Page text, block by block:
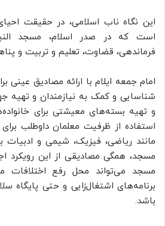
این نگاه ناب اسلامی، در حقیقت
است که در صدر اسلام، مسجد
فرماندهی، قضاوت، تعلیم و تربیت و
امام جمعه ایلام با ارائه مصادیق عینی
شناسایی و کمک به نیازمندان و تهیه
و تهیه بسته‌های معیشتی برای
استفاده از ظرفیت معلمان داوطلب
مانند ریاضی، فیزیک، شیمی و ادبیات
مسجد، همگی مصادیقی از این رویکرد
مسجد می‌تواند محل رفع اختلافات
برنامه‌های اشتغال‌زایی و حتی پایگاه
باشد.